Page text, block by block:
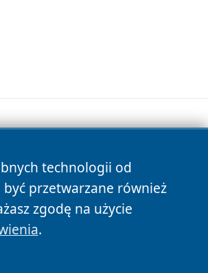
technologii od
przetwarzane również
zgodę na użycie
.